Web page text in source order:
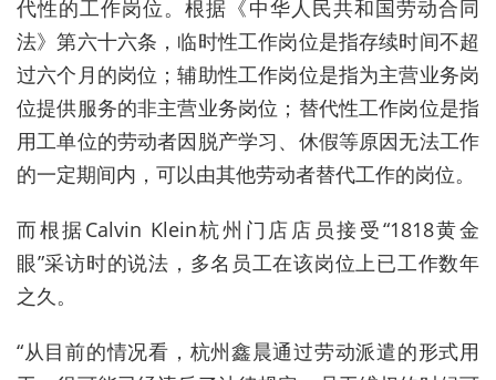
代性的工作岗位。根据《中华人民共和国劳动合同
法》第六十六条，临时性工作岗位是指存续时间不超
过六个月的岗位；辅助性工作岗位是指为主营业务岗
位提供服务的非主营业务岗位；替代性工作岗位是指
用工单位的劳动者因脱产学习、休假等原因无法工作
的一定期间内，可以由其他劳动者替代工作的岗位。
而根据Calvin Klein杭州门店店员接受“1818黄金
眼”采访时的说法，多名员工在该岗位上已工作数年
之久。
“从目前的情况看，杭州鑫晨通过劳动派遣的形式用